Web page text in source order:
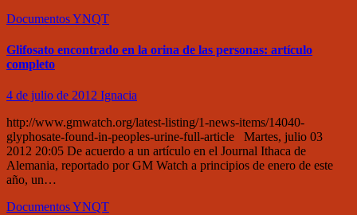
DocumentosYNQT
Glifosato encontrado en la orina de las personas: artículo
completo
4 de julio de 2012 Ignacia
http://www.gmwatch.org/latest-listing/1-news-items/14040-
glyphosate-found-in-peoples-urine-full-article Martes, julio 03
2012 20:05 De acuerdo a un artículo en el Journal Ithaca de
Alemania, reportado por GM Watch a principios de enero de este
año, un…
DocumentosYNQT